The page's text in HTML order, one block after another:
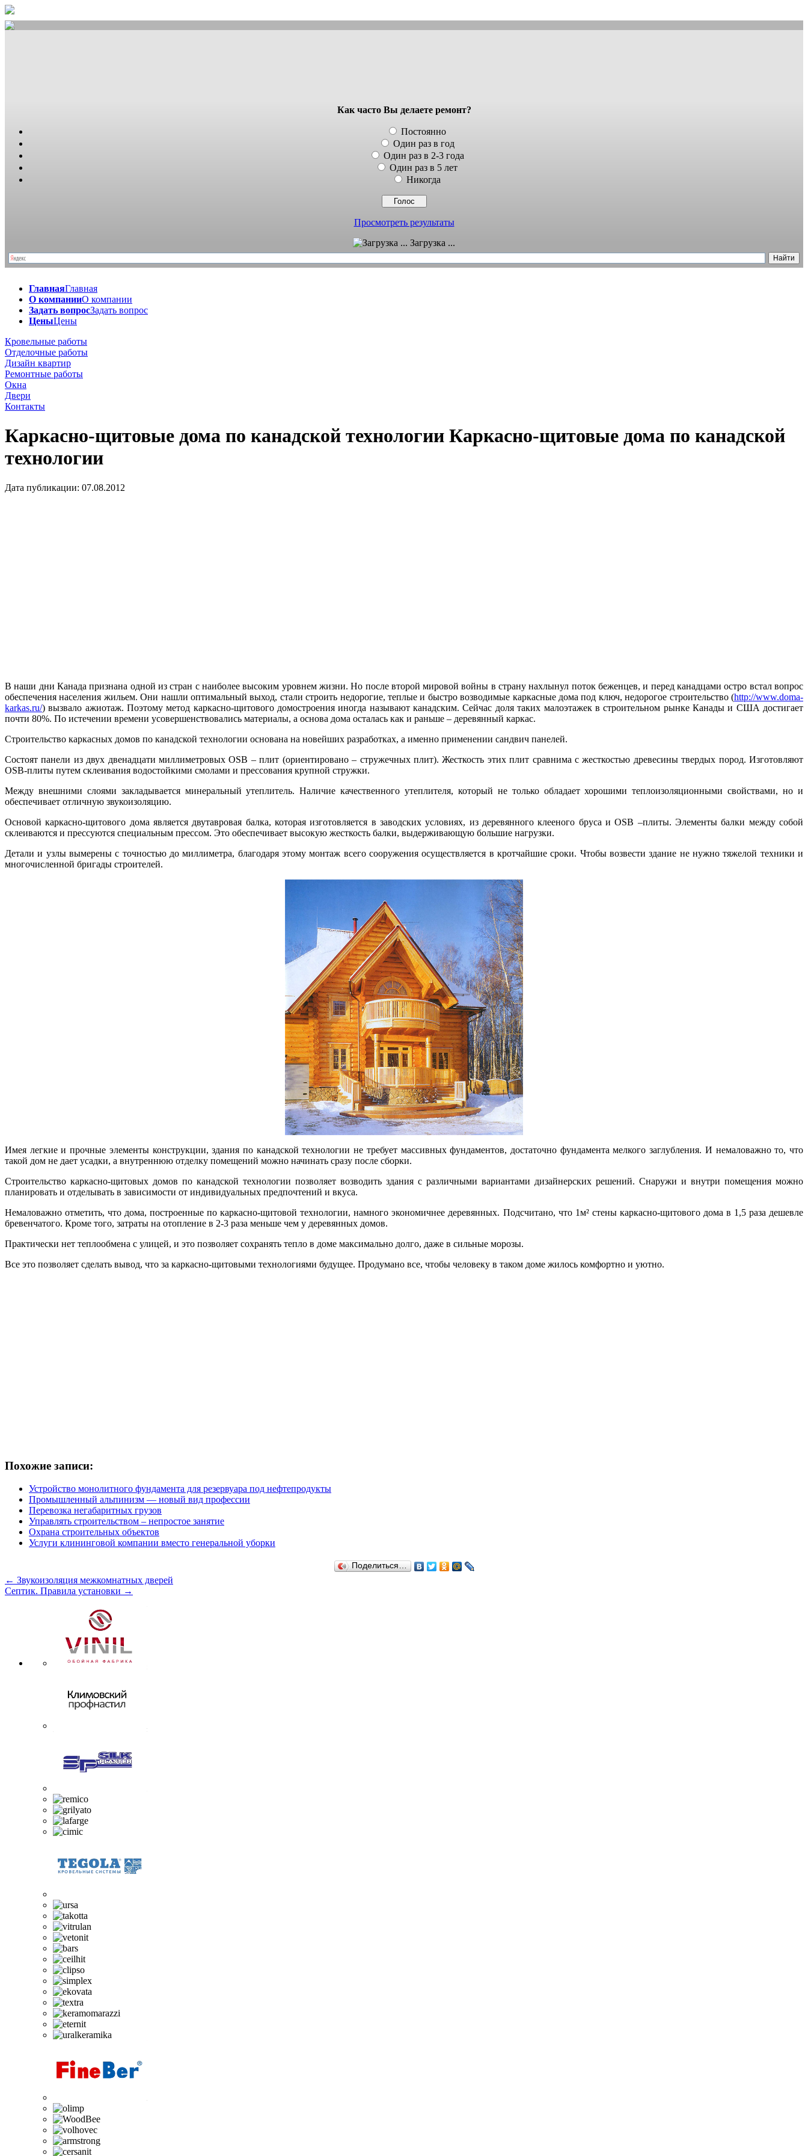
Как часто Вы делаете ремонт?
Постоянно
Один раз в год
Один раз в 2-3 года
Один раз в 5 лет
Никогда
Просмотреть результаты
Загрузка ...
ГлавнаяГлавная
О компанииО компании
Задать вопросЗадать вопрос
ЦеныЦены
Кровельные работы
Отделочные работы
Дизайн квартир
Ремонтные работы
Окна
Двери
Контакты
Каркасно-щитовые дома по канадской технологии Каркасно-щитовые дома по канадской
технологии
Дата публикации: 07.08.2012
В наши дни Канада признана одной из стран с наиболее высоким уровнем жизни. Но после второй мировой войны в страну нахлынул поток беженцев, и перед канадцами остро встал вопрос
обеспечения населения жильем. Они нашли оптимальный выход, стали строить недорогие, теплые и быстро возводимые каркасные дома под ключ, недорогое строительство (http://www.doma-
karkas.ru/) вызвало ажиотаж. Поэтому метод каркасно-щитового домостроения иногда называют канадским. Сейчас доля таких малоэтажек в строительном рынке Канады и США достигает
почти 80%. По истечении времени усовершенствовались материалы, а основа дома осталась как и раньше – деревянный каркас.
Строительство каркасных домов по канадской технологии основана на новейших разработках, а именно применении сандвич панелей.
Состоят панели из двух двенадцати миллиметровых OSB – плит (ориентировано – стружечных плит). Жесткость этих плит сравнима с жесткостью древесины твердых пород. Изготовляют
OSB-плиты путем склеивания водостойкими смолами и прессования крупной стружки.
Между внешними слоями закладывается минеральный утеплитель. Наличие качественного утеплителя, который не только обладает хорошими теплоизоляционными свойствами, но и
обеспечивает отличную звукоизоляцию.
Основой каркасно-щитового дома является двутавровая балка, которая изготовляется в заводских условиях, из деревянного клееного бруса и OSB –плиты. Элементы балки между собой
склеиваются и прессуются специальным прессом. Это обеспечивает высокую жесткость балки, выдерживающую большие нагрузки.
Детали и узлы вымерены с точностью до миллиметра, благодаря этому монтаж всего сооружения осуществляется в кротчайшие сроки. Чтобы возвести здание не нужно тяжелой техники и
многочисленной бригады строителей.
Имея легкие и прочные элементы конструкции, здания по канадской технологии не требует массивных фундаментов, достаточно фундамента мелкого заглубления. И немаловажно то, что
такой дом не дает усадки, а внутреннюю отделку помещений можно начинать сразу после сборки.
Строительство каркасно-щитовых домов по канадской технологии позволяет возводить здания с различными вариантами дизайнерских решений. Снаружи и внутри помещения можно
планировать и отделывать в зависимости от индивидуальных предпочтений и вкуса.
Немаловажно отметить, что дома, построенные по каркасно-щитовой технологии, намного экономичнее деревянных. Подсчитано, что 1м² стены каркасно-щитового дома в 1,5 раза дешевле
бревенчатого. Кроме того, затраты на отопление в 2-3 раза меньше чем у деревянных домов.
Практически нет теплообмена с улицей, и это позволяет сохранять тепло в доме максимально долго, даже в сильные морозы.
Все это позволяет сделать вывод, что за каркасно-щитовыми технологиями будущее. Продумано все, чтобы человеку в таком доме жилось комфортно и уютно.
Похожие записи:
Устройство монолитного фундамента для резервуара под нефтепродукты
Промышленный альпинизм — новый вид профессии
Перевозка негабаритных грузов
Управлять строительством – непростое занятие
Охрана строительных объектов
Услуги клининговой компании вместо генеральной уборки
Поделиться…
← Звукоизоляция межкомнатных дверей
Септик. Правила установки →